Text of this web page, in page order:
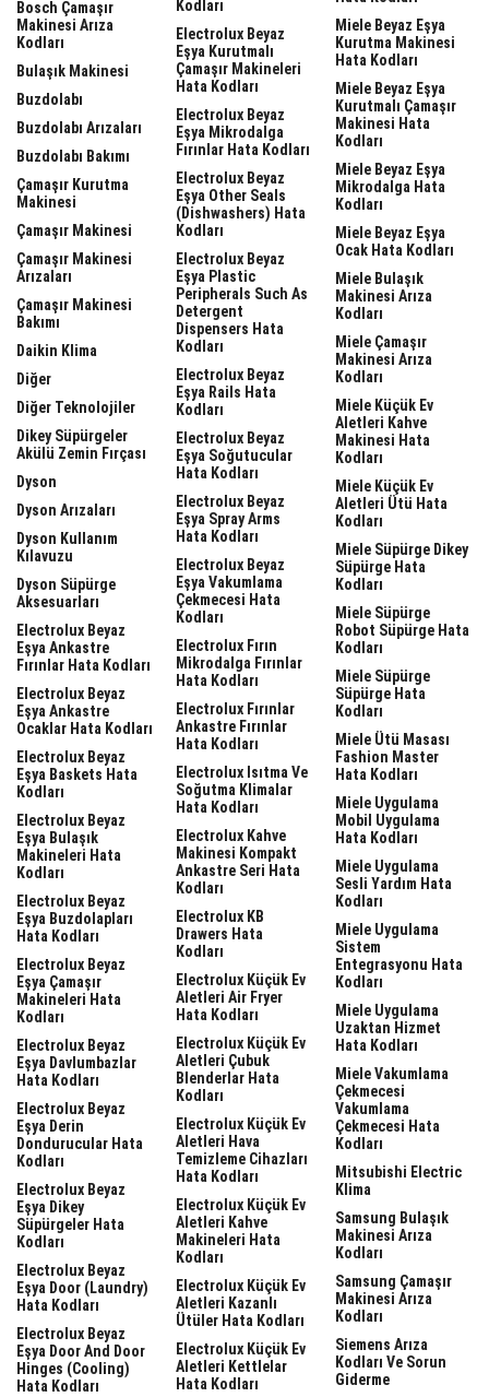
Bosch Çamaşır
Makinesi Arıza
Kodları
Bulaşık Makinesi
Buzdolabı
Buzdolabı Arızaları
Buzdolabı Bakımı
Çamaşır Kurutma
Makinesi
Çamaşır Makinesi
Çamaşır Makinesi
Arızaları
Çamaşır Makinesi
Bakımı
Daikin Klima
Diğer
Diğer Teknolojiler
Dikey Süpürgeler
Akülü Zemin Fırçası
Dyson
Dyson Arızaları
Dyson Kullanım
Kılavuzu
Dyson Süpürge
Aksesuarları
Electrolux Beyaz
Eşya Ankastre
Fırınlar Hata Kodları
Electrolux Beyaz
Eşya Ankastre
Ocaklar Hata Kodları
Electrolux Beyaz
Eşya Baskets Hata
Kodları
Electrolux Beyaz
Eşya Bulaşık
Makineleri Hata
Kodları
Electrolux Beyaz
Eşya Buzdolapları
Hata Kodları
Electrolux Beyaz
Eşya Çamaşır
Makineleri Hata
Kodları
Electrolux Beyaz
Eşya Davlumbazlar
Hata Kodları
Electrolux Beyaz
Eşya Derin
Dondurucular Hata
Kodları
Electrolux Beyaz
Eşya Dikey
Süpürgeler Hata
Kodları
Electrolux Beyaz
Eşya Door (laundry)
Hata Kodları
Electrolux Beyaz
Eşya Door And Door
Hinges (cooling)
Hata Kodları
Kodları
Electrolux Beyaz
Eşya Kurutmalı
Çamaşır Makineleri
Hata Kodları
Electrolux Beyaz
Eşya Mikrodalga
Fırınlar Hata Kodları
Electrolux Beyaz
Eşya Other Seals
(dishwashers) Hata
Kodları
Electrolux Beyaz
Eşya Plastic
Peripherals Such As
Detergent
Dispensers Hata
Kodları
Electrolux Beyaz
Eşya Rails Hata
Kodları
Electrolux Beyaz
Eşya Soğutucular
Hata Kodları
Electrolux Beyaz
Eşya Spray Arms
Hata Kodları
Electrolux Beyaz
Eşya Vakumlama
Çekmecesi Hata
Kodları
Electrolux Fırın
Mikrodalga Fırınlar
Hata Kodları
Electrolux Fırınlar
Ankastre Fırınlar
Hata Kodları
Electrolux Isıtma Ve
Soğutma Klimalar
Hata Kodları
Electrolux Kahve
Makinesi Kompakt
Ankastre Seri Hata
Kodları
Electrolux KB
Drawers Hata
Kodları
Electrolux Küçük Ev
Aletleri Air Fryer
Hata Kodları
Electrolux Küçük Ev
Aletleri Çubuk
Blenderlar Hata
Kodları
Electrolux Küçük Ev
Aletleri Hava
Temizleme Cihazları
Hata Kodları
Electrolux Küçük Ev
Aletleri Kahve
Makineleri Hata
Kodları
Electrolux Küçük Ev
Aletleri Kazanlı
Ütüler Hata Kodları
Electrolux Küçük Ev
Aletleri Kettlelar
Hata Kodları
Miele Beyaz Eşya
Kurutma Makinesi
Hata Kodları
Miele Beyaz Eşya
Kurutmalı Çamaşır
Makinesi Hata
Kodları
Miele Beyaz Eşya
Mikrodalga Hata
Kodları
Miele Beyaz Eşya
Ocak Hata Kodları
Miele Bulaşık
Makinesi Arıza
Kodları
Miele Çamaşır
Makinesi Arıza
Kodları
Miele Küçük Ev
Aletleri Kahve
Makinesi Hata
Kodları
Miele Küçük Ev
Aletleri Ütü Hata
Kodları
Miele Süpürge Dikey
Süpürge Hata
Kodları
Miele Süpürge
Robot Süpürge Hata
Kodları
Miele Süpürge
Süpürge Hata
Kodları
Miele Ütü Masası
Fashion Master
Hata Kodları
Miele Uygulama
Mobil Uygulama
Hata Kodları
Miele Uygulama
Sesli Yardım Hata
Kodları
Miele Uygulama
Sistem
Entegrasyonu Hata
Kodları
Miele Uygulama
Uzaktan Hizmet
Hata Kodları
Miele Vakumlama
Çekmecesi
Vakumlama
Çekmecesi Hata
Kodları
Mitsubishi Electric
Klima
Samsung Bulaşık
Makinesi Arıza
Kodları
Samsung Çamaşır
Makinesi Arıza
Kodları
Siemens Arıza
Kodları Ve Sorun
Giderme